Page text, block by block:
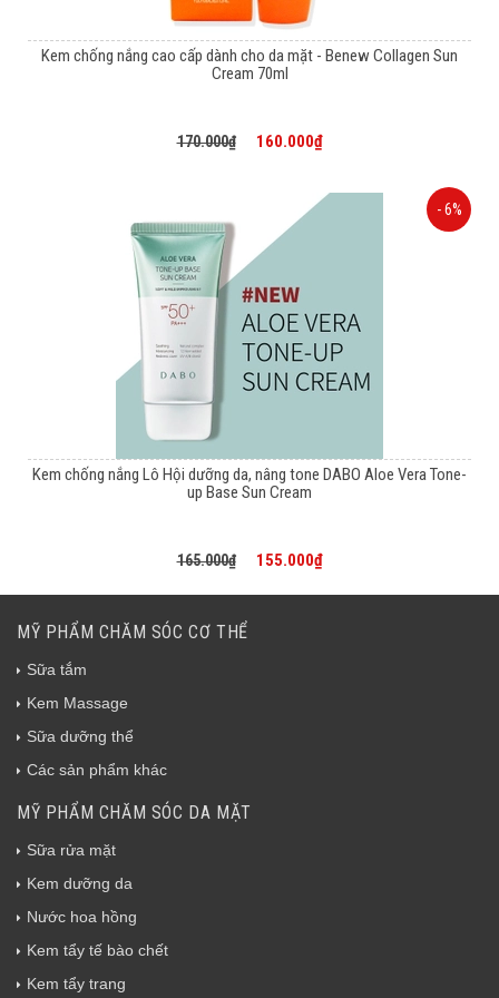
Kem chống nắng cao cấp dành cho da mặt - Benew Collagen Sun
Cream 70ml
170.000₫ 160.000₫
- 6%
Kem chống nắng Lô Hội dưỡng da, nâng tone DABO Aloe Vera Tone-
up Base Sun Cream
165.000₫ 155.000₫
MỸ PHẨM CHĂM SÓC CƠ THỂ
Sữa tắm
Kem Massage
Sữa dưỡng thể
Các sản phẩm khác
MỸ PHẨM CHĂM SÓC DA MẶT
Sữa rửa mặt
Kem dưỡng da
Nước hoa hồng
Kem tẩy tế bào chết
Kem tẩy trang